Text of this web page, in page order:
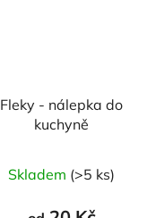
Fleky - nálepka do
kuchyně
Skladem (>5 ks)